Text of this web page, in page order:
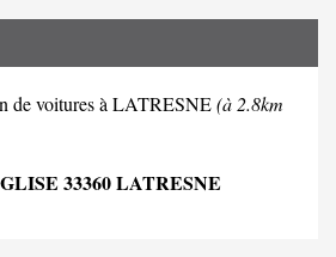
de voitures à LATRESNE(à 2.8km
33360 LATRESNE